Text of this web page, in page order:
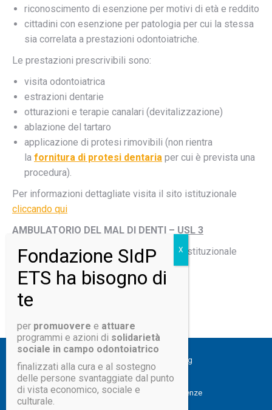
riconoscimento di esenzione per motivi di età e reddito
cittadini con esenzione per patologia per cui la stessa
sia correlata a prestazioni odontoiatriche.
Le prestazioni prescrivibili sono:
visita odontoiatrica
estrazioni dentarie
otturazioni e terapie canalari (devitalizzazione)
ablazione del tartaro
applicazione di protesi rimovibili (non rientra
la fornitura di protesi dentaria per cui è prevista una
procedura).
Per informazioni dettagliate visita il sito istituzionale
cliccando qui
AMBULATORIO DEL MAL DI DENTI – USL 3
Per informazioni dettagliate visita il sito istituzionale
cliccando qui
© 2026 Fondazione SIdP
segreteria@fondazionesidp.org
FONDAZIONE SldP ETS
Via del Gelsomino 20 – 50125 Firenze
per promuovere e attuare
programmi e azioni di solidarietà
sociale in campo odontoiatrico
finalizzati alla cura e al sostegno
delle persone svantaggiate dal punto
di vista economico, sociale e
culturale.